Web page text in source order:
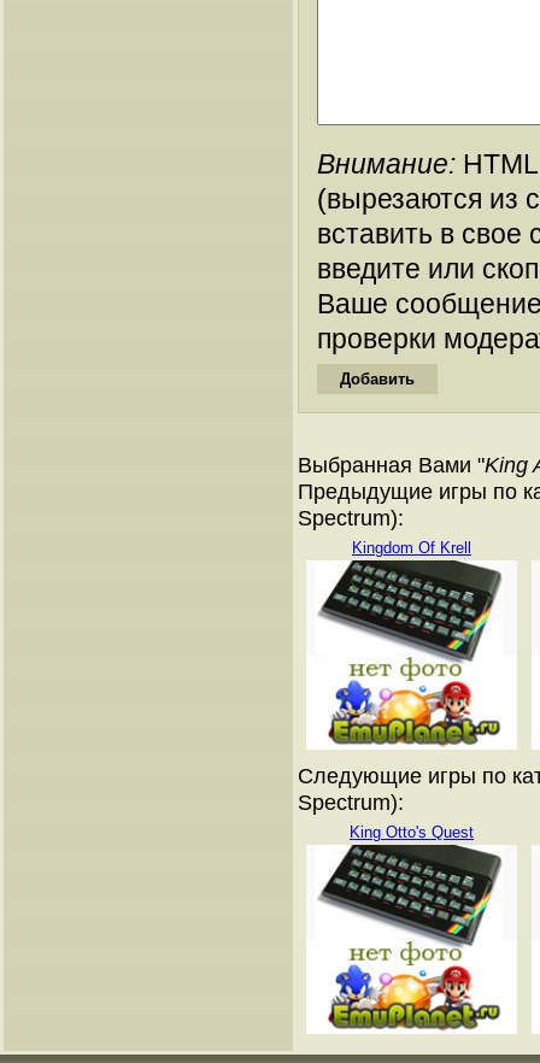
Внимание:
(вырезаются из
вставить в
введите или
Ваше
проверки
Выбранная Вами "King
Предыдущие игры по
Spectrum):
Kingdom Of Krell
Следующие игры по
Spectrum):
King Otto's Quest